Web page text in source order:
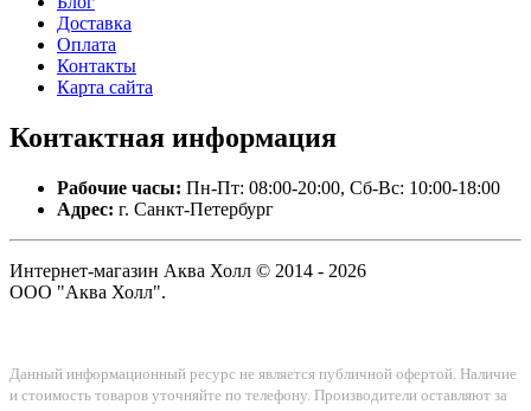
Доставка
Оплата
Контакты
Карта сайта
Контактная информация
Рабочие часы: Пн-Пт: 08:00-20:00, Сб-Вс: 10:00-18:00
Адрес: г. Санкт-Петербург
Интернет-магазин Аква Холл © 2014 - 2026
ООО "Аква Холл".
Данный информационный ресурс не является публичной офертой. Наличие
и стоимость товаров уточняйте по телефону. Производители оставляют за